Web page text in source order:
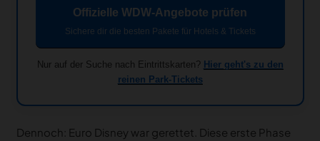
Offizielle WDW-Angebote prüfen
Sichere dir die besten Pakete für Hotels & Tickets
Nur auf der Suche nach Eintrittskarten? Hier geht's zu den
reinen Park-Tickets
Dennoch: Euro Disney war gerettet. Diese erste Phase